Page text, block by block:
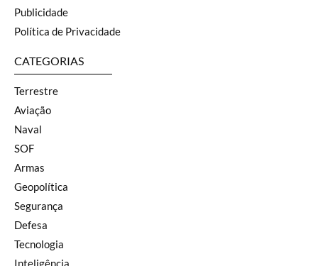
Publicidade
Política de Privacidade
CATEGORIAS
Terrestre
Aviação
Naval
SOF
Armas
Geopolítica
Segurança
Defesa
Tecnologia
Inteligência